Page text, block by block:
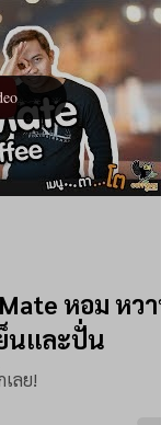
หอม หวาน
นและปั่น
ลย!